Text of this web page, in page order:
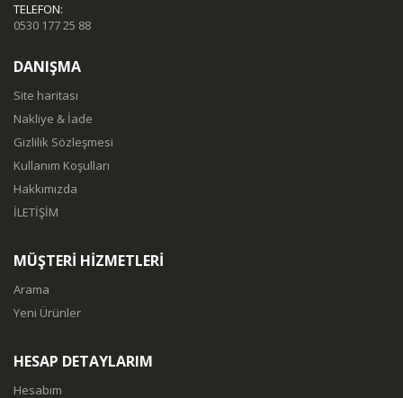
TELEFON:
0530 177 25 88
DANIŞMA
Site haritası
Nakliye & İade
Gizlilik Sözleşmesi
Kullanım Koşulları
Hakkımızda
İLETİŞİM
MÜŞTERİ HİZMETLERİ
Arama
Yeni Ürünler
HESAP DETAYLARIM
Hesabım